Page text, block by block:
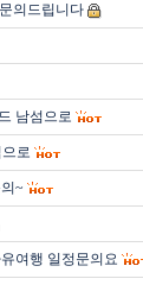
의드립니다
남섬으로
로
~
여행 일정문의요